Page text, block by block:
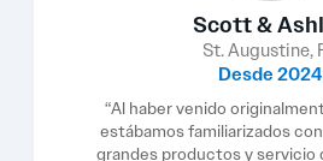
Scott &
St. Augustine,
Desde 2024
“Al haber venido
estábamos familiarizados
grandes productos y servicio